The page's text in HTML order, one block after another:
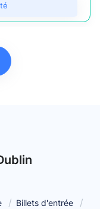
Billets d'entrée